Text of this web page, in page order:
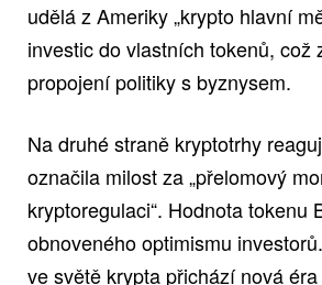
udělá z Ameriky „krypto hlavní
investic do vlastních tokenů,
propojení politiky s byznysem.
Na druhé straně kryptotrhy
označila milost za „přelomový
kryptoregulaci“. Hodnota tokenu
obnoveného optimismu
ve světě krypta přichází nová